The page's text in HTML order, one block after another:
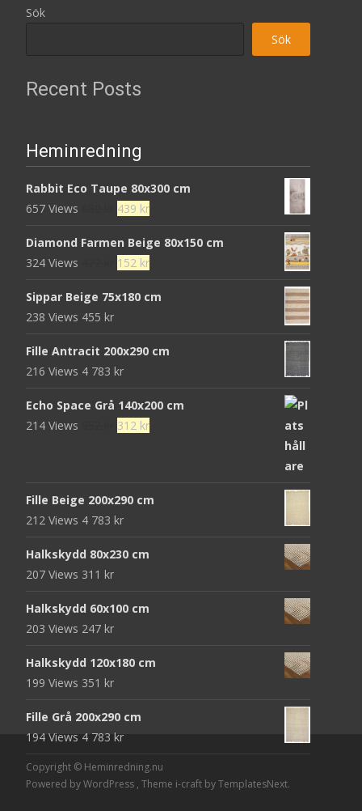
Sök
Sök
Recent Posts
Heminredning
Rabbit Eco Taupe 80x300 cm
657 Views
Det
priset
var:
439 krDet
priset
är:
Diamond Farmen Beige 80x150 cm
324 Views
Det
priset
152 krDet
priset
Sippar Beige 75x180 cm
238 Views 455 kr
Fille Antracit 200x290 cm
216 Views 4 783 kr
Echo Space Grå 140x200 cm
214 Views
Det
952 kr.
312 krDet
312 kr.
Fille Beige 200x290 cm
212 Views 4 783 kr
Halkskydd 80x230 cm
207 Views 311 kr
Halkskydd 60x100 cm
203 Views 247 kr
Halkskydd 120x180 cm
199 Views 351 kr
Fille Grå 200x290 cm
194 Views 4 783 kr
Copyright © Heminredning.nu
Powered by WordPress , Theme i-craft by TemplatesNext.